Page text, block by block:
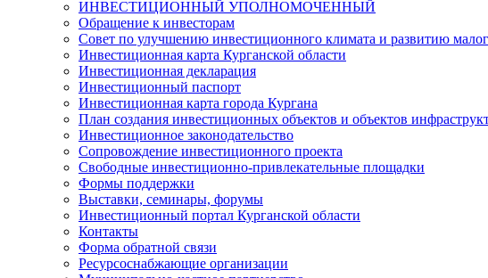
ИНВЕСТИЦИОННЫЙ УПОЛНОМОЧЕННЫЙ
Обращение к инвесторам
Совет по улучшению инвестиционного климата и развитию
Инвестиционная карта Курганской области
Инвестиционная декларация
Инвестиционный паспорт
Инвестиционная карта города Кургана
План создания инвестиционных объектов и объектов
Инвестиционное законодательство
Сопровождение инвестиционного проекта
Свободные инвестиционно-привлекательные площадки
Формы поддержки
Выставки, семинары, форумы
Инвестиционный портал Курганской области
Контакты
Форма обратной связи
Ресурсоснабжающие организации